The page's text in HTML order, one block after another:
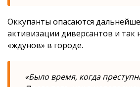
Оккупанты опасаются
активизации диверсантов и так
«ждунов» в городе.
«Было время, когда